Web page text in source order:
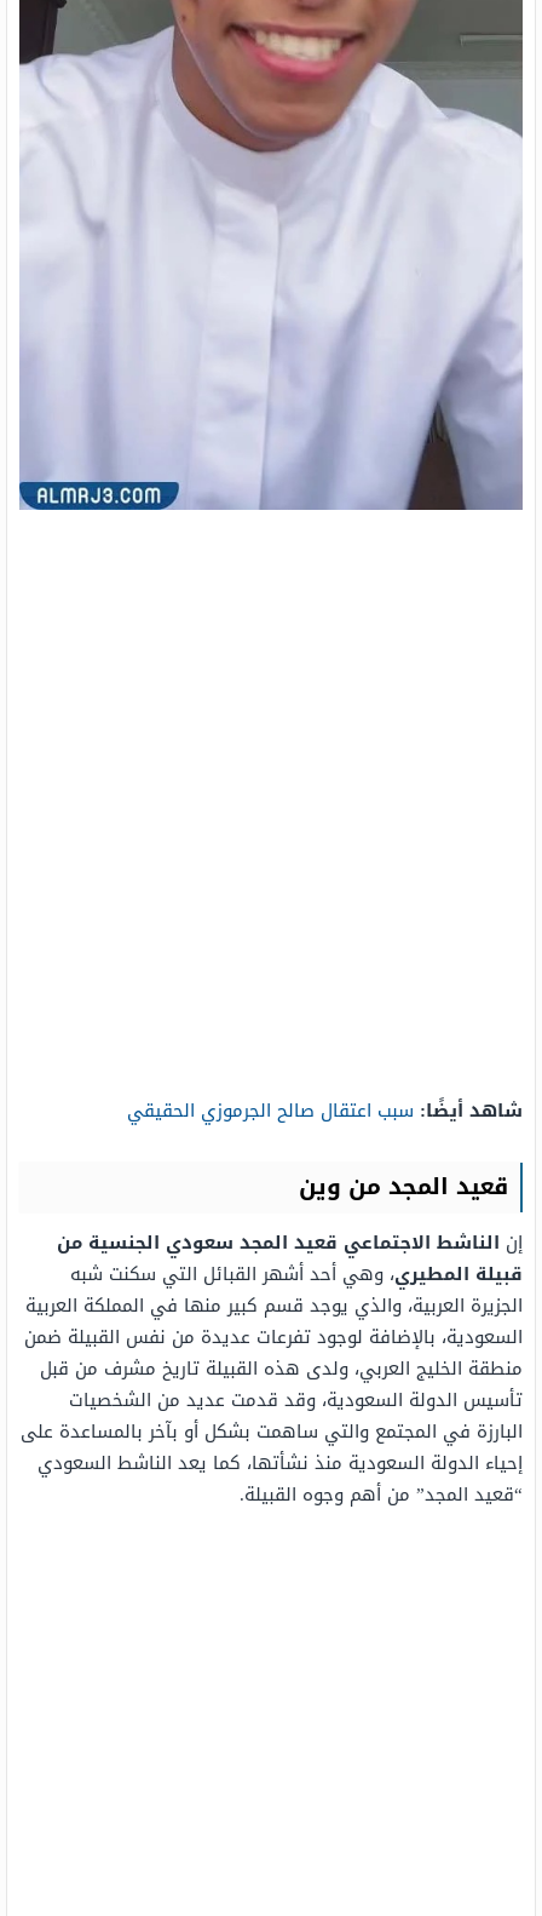
شاهد أيضًا: سبب اعتقال صالح الجرموزي الحقيقي
قعيد المجد من وين
إن الناشط الاجتماعي قعيد المجد سعودي الجنسية من
قبيلة المطيري، وهي أحد أشهر القبائل التي سكنت شبه
الجزيرة العربية، والذي يوجد قسم كبير منها في المملكة العربية
السعودية، بالإضافة لوجود تفرعات عديدة من نفس القبيلة ضمن
منطقة الخليج العربي، ولدى هذه القبيلة تاريخ مشرف من قبل
تأسيس الدولة السعودية، وقد قدمت عديد من الشخصيات
البارزة في المجتمع والتي ساهمت بشكل أو بآخر بالمساعدة على
إحياء الدولة السعودية منذ نشأتها، كما يعد الناشط السعودي
“قعيد المجد” من أهم وجوه القبيلة.